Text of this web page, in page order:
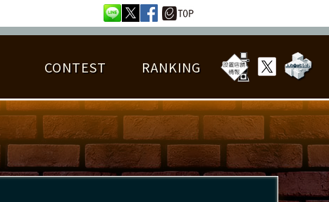
楽曲データ 詳細楽曲データ
んごろチャレンジ EDIT譜面
フレンドリスト
CONTEST RANKING
BEST SCORE RANKING